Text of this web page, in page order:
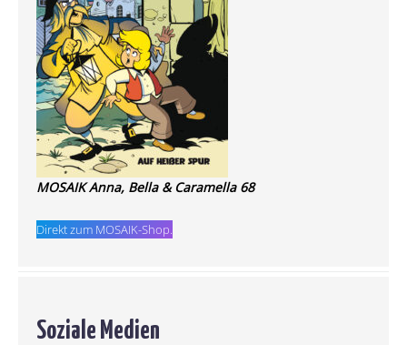
MOSAIK Anna, Bella & Caramella 68
Direkt zum MOSAIK-Shop.
Soziale Medien